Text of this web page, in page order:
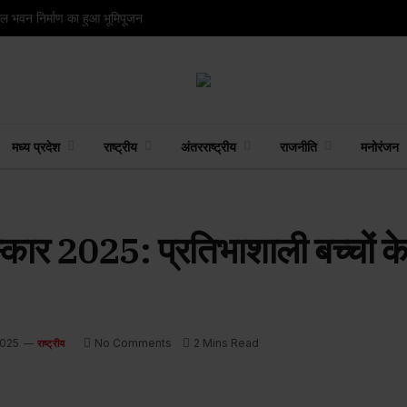
भवन निर्माण का हुआ भूमिपूजन
मध्य प्रदेश राष्ट्रीय अंतरराष्ट्रीय राजनीति मनोरंजन
2025: प्रतिभाशाली
राष्ट्रीय No Comments 2 Mins Read